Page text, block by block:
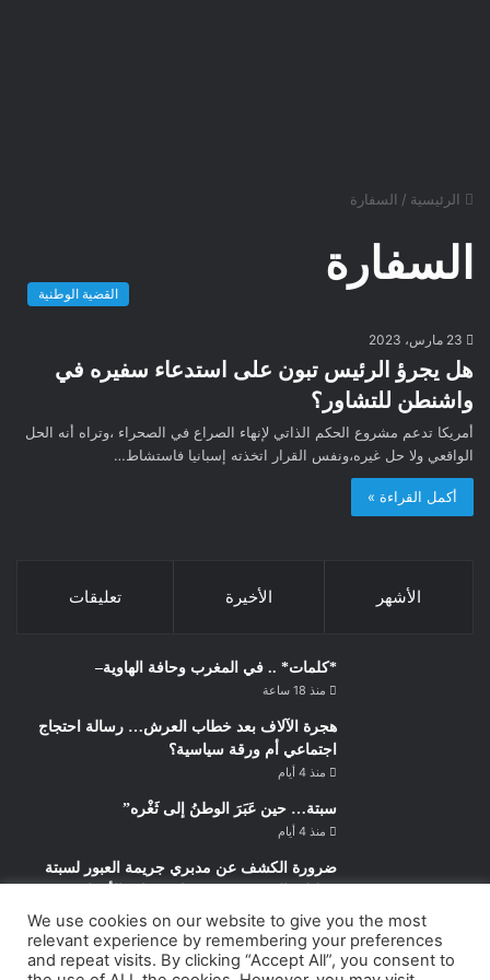
الرئيسية / السفارة
السفارة
القضية الوطنية
23 مارس، 2023
هل يجرؤ الرئيس تبون على استدعاء سفيره في
واشنطن للتشاور؟
أمريكا تدعم مشروع الحكم الذاتي لإنهاء الصراع في الصحراء ،وتراه أنه الحل
الواقعي ولا حل غيره،ونفس القرار اتخذته إسبانيا فاستشاط…
أكمل القراءة »
الأشهر الأخيرة تعليقات
*كلمات* .. في المغرب وحافة الهاوية–
منذ 18 ساعة
هجرة الآلاف بعد خطاب العرش… رسالة احتجاج
اجتماعي أم ورقة سياسية؟
منذ 4 أيام
سبتة… حين عَبَرَ الوطنُ إلى ثَغْره”
منذ 4 أيام
ضرورة الكشف عن مدبري جريمة العبور لسبتة
سبتة.. حين يُصبح البحر أقلُّ رعبًا من الوطن
“الضياع الذي لا تُفَسِّرُه البطالة وحدها”
We use cookies on our website to give you the most
relevant experience by remembering your preferences
and repeat visits. By clicking “Accept All”, you consent to